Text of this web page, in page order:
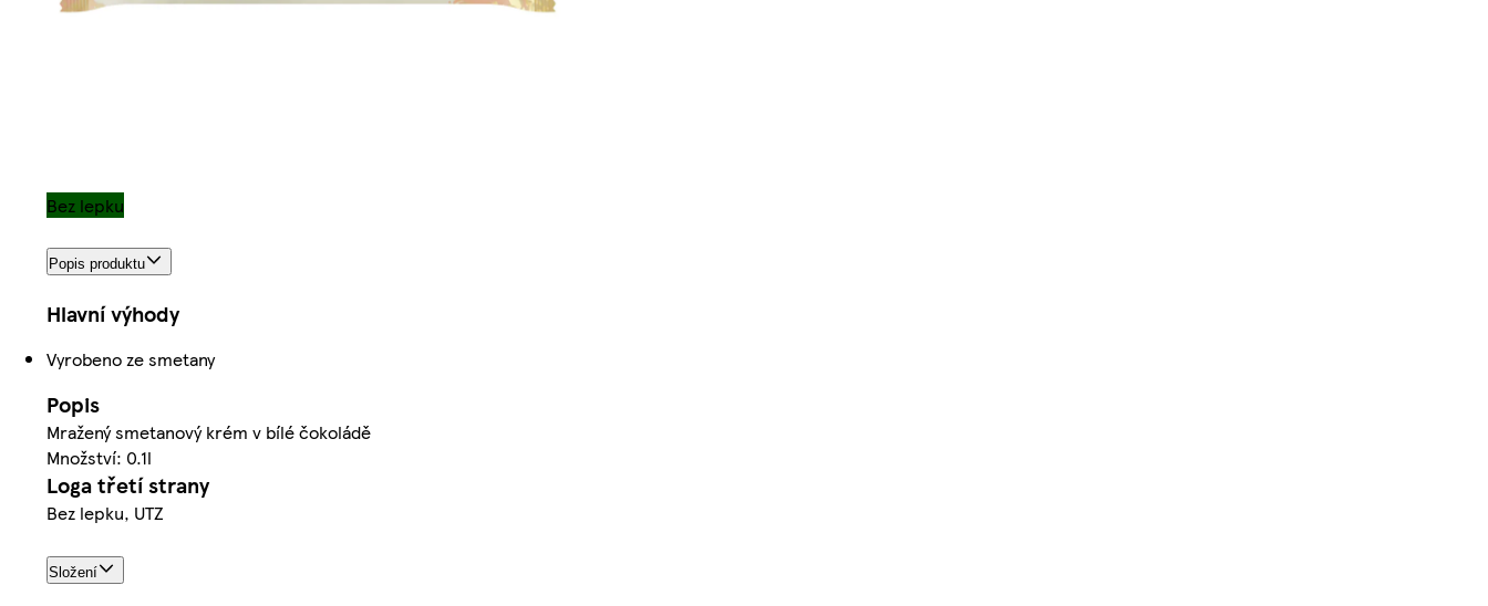
Bez lepku
Popis produktu
Hlavní výhody
Vyrobeno ze smetany
Popis
Mražený smetanový krém v bílé čokoládě
Množství: 0.1l
Loga třetí strany
Bez lepku, UTZ
Složení